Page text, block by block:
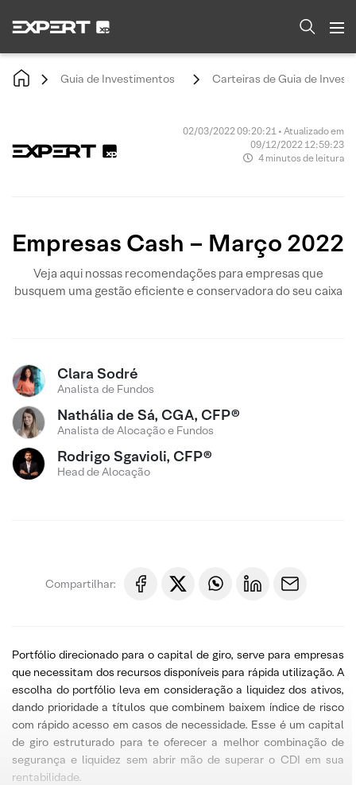
Guia de Investimentos Carteiras de Guia de
02/03/2022 09:20:21 • Atualizado em
09/12/2022 12:59:23
4 minutos de leitura
Empresas Cash – Março 2022
Veja aqui nossas recomendações para empresas que
busquem uma gestão eficiente e conservadora do seu caixa
Clara Sodré
Analista de Fundos
Nathália de Sá, CGA, CFP®
Analista de Alocação e Fundos
Rodrigo Sgavioli, CFP®
Head de Alocação
Compartilhar:
Portfólio direcionado para o capital de giro, serve para empresas
que necessitam dos recursos disponíveis para rápida utilização. A
escolha do portfólio leva em consideração a liquidez dos ativos,
dando prioridade a títulos que combinem baixem índice de risco
com rápido acesso em casos de necessidade. Esse é um capital
de giro estruturado para te oferecer a melhor combinação de
segurança e liquidez sem abrir mão de superar o CDI em sua
rentabilidade.